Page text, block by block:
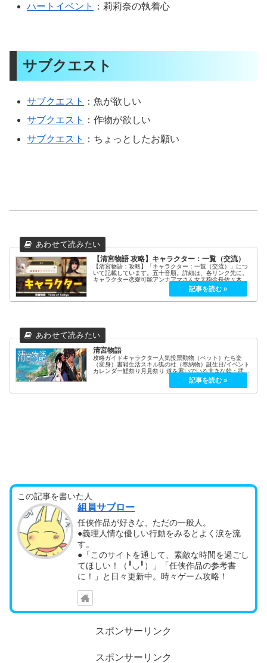
ハートイベント
：莉莉奈の執着心
サブクエスト
サブクエスト
：魚が欲しい
サブクエスト
：作物が欲しい
サブクエスト
：ちょっとしたお願い
【清宮物語 攻略】キャラクター：一覧（交流）
【清宮物語：攻略】「キャラクター：一覧（交流）」につ
いて記載しています。五十音順。詳細は、各リンク先に。
キャラクター恋愛可能アンナアマさん女天狗金長佐々木酒
呑トルレオネヘフィミカ武蔵ヨニ由衣耀司莉莉菜レオンア
リンうわばみ雪女その他岩助魚住王...
清宮物語
攻略ガイドキャラクター人気投票動物（ペット）たち姿
（変身）書籍生活スキル狐の社（奉納物）誕生日/イベント
カレンダー鯉祭り月見祭り 道を塞いでいる大きな幹：武器
Lv3以上 序盤からサクサク行きたい人向け武器：黄金の聖
この記事を書いた人
組員サブロー
任侠作品が好きな、ただの一般人。
●義理人情な優しい行動をみるとよく涙を流
す。
●「このサイトを通して、素敵な時間を過ごし
てほしい！（╹◡╹）」「任侠作品の参考書
に！」と日々更新中。時々ゲーム攻略！
スポンサーリンク
スポンサーリンク